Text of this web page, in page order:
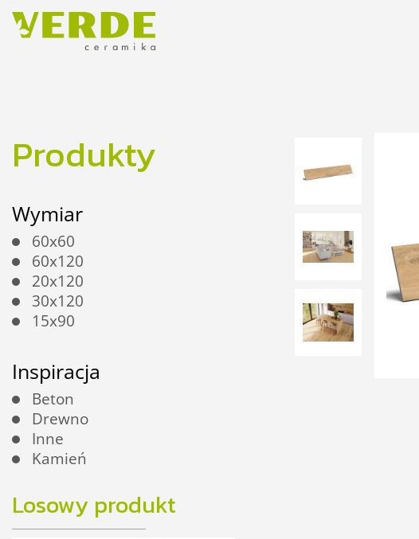
Produkty
Wymiar
60x60
60x120
20x120
30x120
15x90
Inspiracja
Beton
Drewno
Inne
Kamień
Losowy produkt